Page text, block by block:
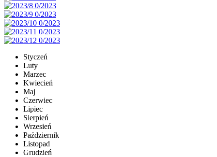
Styczeń
Luty
Marzec
Kwiecień
Maj
Czerwiec
Lipiec
Sierpień
Wrzesień
Październik
Listopad
Grudzień